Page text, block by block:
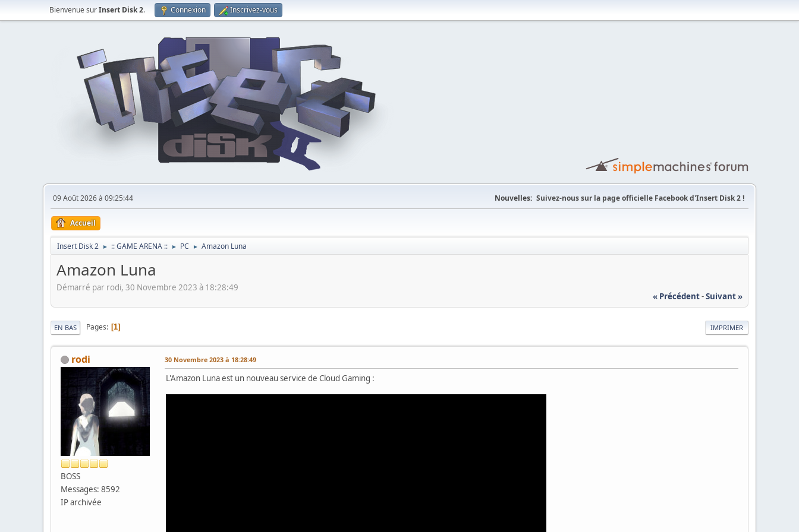
Bienvenue surInsert Disk 2. Connexion Inscrivez-vous
09 Août 2026 à 09:25:44 Nouvelles: Suivez-nous sur la page officielle Facebook d'Insert Disk 2 !
Accueil
Insert Disk 2 ► :: GAME ARENA :: ► PC ► Amazon Luna
Amazon Luna
Démarré par rodi, 30 Novembre 2023 à 18:28:49
« Précédent-Suivant »
IMPRIMER
EN BAS Pages 1
rodi
BOSS
Messages: 8592
IP archivée
30 Novembre 2023 à 18:28:49
L'Amazon Luna est un nouveau service de Cloud Gaming :